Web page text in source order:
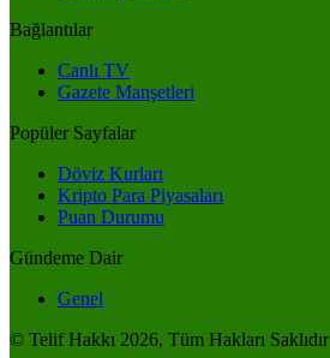
Bağlantılar
Canlı TV
Gazete Manşetleri
Popüler Sayfalar
Döviz Kurları
Kripto Para Piyasaları
Puan Durumu
Gündeme Dair
Genel
© Telif Hakkı 2026, Tüm Hakları Saklıdır